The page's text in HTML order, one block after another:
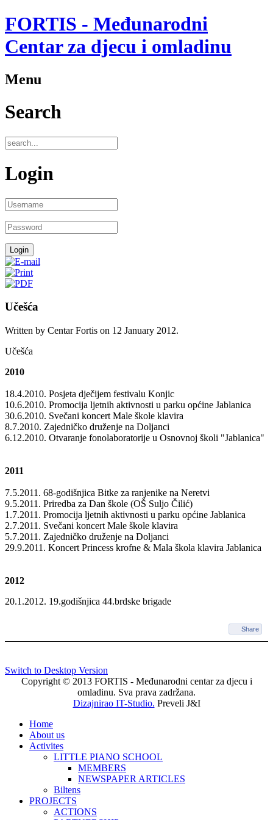
FORTIS - Međunarodni
Centar za djecu i omladinu
Menu
Search
Login
Učešća
Written by Centar Fortis on 12 January 2012.
Učešća
2010
18.4.2010. Posjeta dječijem festivalu Konjic
10.6.2010. Promocija ljetnih aktivnosti u parku općine Jablanica
30.6.2010. Svečani koncert Male škole klavira
8.7.2010. Zajedničko druženje na Doljanci
6.12.2010. Otvaranje fonolaboratorije u Osnovnoj školi "Jablanica"
2011
7.5.2011. 68-godišnjica Bitke za ranjenike na Neretvi
9.5.2011. Priredba za Dan škole (OŠ Suljo Čilić)
1.7.2011. Promocija ljetnih aktivnosti u parku općine Jablanica
2.7.2011. Svečani koncert Male škole klavira
5.7.2011. Zajedničko druženje na Doljanci
29.9.2011. Koncert Princess krofne & Mala škola klavira Jablanica
2012
20.1.2012. 19.godišnjica 44.brdske brigade
Share
Switch to Desktop Version
Copyright © 2013 FORTIS - Međunarodni centar za djecu i
omladinu. Sva prava zadržana.
Dizajnirao IT-Studio. Preveli J&I
Home
About us
Activites
LITTLE PIANO SCHOOL
MEMBERS
NEWSPAPER ARTICLES
Biltens
PROJECTS
ACTIONS